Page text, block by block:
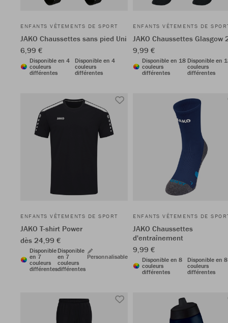
ENFANTS VÊTEMENTS DE SPORT
JAKO Chaussettes sans pied Uni
6,99 €
Disponible en 4
couleurs
différentes
Disponible en 4
couleurs
différentes
ENFANTS VÊTEMENTS DE
JAKO Chaussettes Glasgow
9,99 €
Disponible en 18
couleurs
différentes
Disponible en
couleurs
différentes
ENFANTS VÊTEMENTS DE SPORT
JAKO T-shirt Power
dès 24,99 €
Disponible
en 7
couleurs
différentes
Disponible
en 7
couleurs
différentes
Personnalisable
ENFANTS VÊTEMENTS DE
JAKO Chaussettes
d'entraînement
9,99 €
Disponible en 8
couleurs
différentes
Disponible en 8
couleurs
différentes